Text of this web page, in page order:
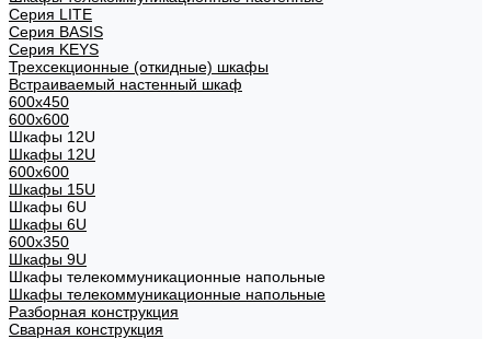
Cерия LITE
Cерия BASIS
Cерия KEYS
Трехсекционные (откидные) шкафы
Встраиваемый настенный шкаф
600x450
600x600
Шкафы 12U
Шкафы 12U
600x600
Шкафы 15U
Шкафы 6U
Шкафы 6U
600x350
Шкафы 9U
Шкафы телекоммуникационные напольные
Шкафы телекоммуникационные напольные
Разборная конструкция
Сварная конструкция